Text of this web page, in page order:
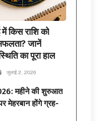
किस राशि को
जानें
का पूरा हाल
जुलाई 2, 2026
महीने की शुरुआत
मेहरबान होंगे ग्रह-